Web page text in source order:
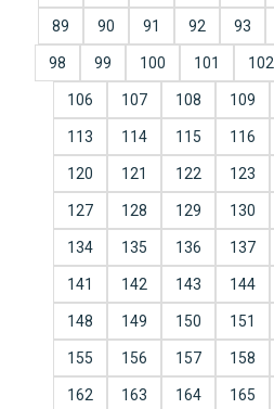
89 90 91 92 93
98 99 100 101 102
106 107 108 109
113 114 115 116
120 121 122 123
127 128 129 130
134 135 136 137
141 142 143 144
148 149 150 151
155 156 157 158
162 163 164 165